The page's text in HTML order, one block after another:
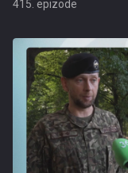
415. epizode